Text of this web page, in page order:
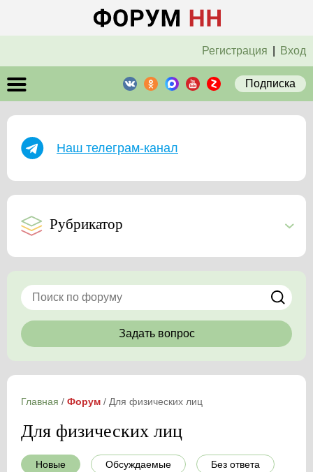
Регистрация Вход
Подписка
Наш телеграм-канал
Рубрикатор
Задать вопрос
Главная / Форум / Для физических лиц
Для физических лиц
Новые Обсуждаемые Без ответа